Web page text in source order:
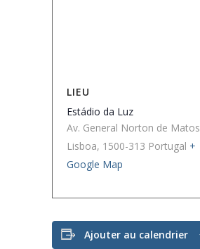
LIEU
Estádio da Luz
Av. General Norton de Matos
Lisboa, 1500-313 Portugal +
Google Map
Ajouter au calendrier